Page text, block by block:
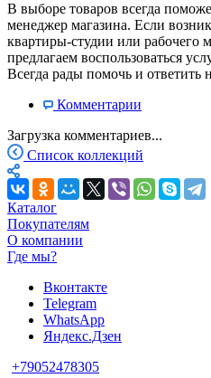
В выборе товаров всегда
менеджер магазина. Если
квартиры-студии или рабочего
предлагаем воспользоваться
Всегда рады помочь и
Комментарии
Загрузка комментариев...
Список коллекций
Каталог
Покупателям
О компании
Где мы?
Вконтакте
Telegram
WhatsApp
Яндекс.Дзен
+79052478305